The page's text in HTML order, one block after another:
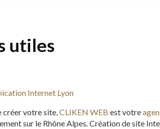
utiles
Internet Lyon
créer votre site,CLIKEN WEB est votre
sur le Rhône Alpes. Création de site